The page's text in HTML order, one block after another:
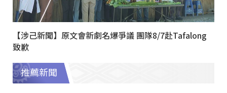
【涉己新聞】原文會新劇名爆爭議 團隊8/7赴Tafalong
致歉
推薦新聞